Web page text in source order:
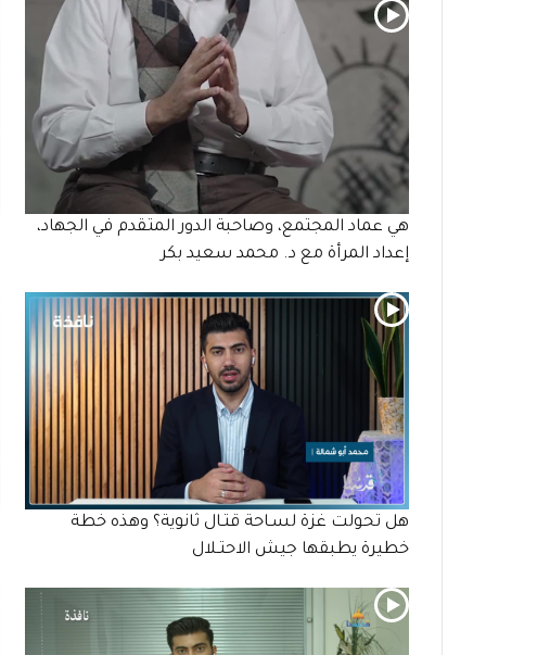
هي عماد المجتمع، وصاحبة الدور المتقدم في الجهاد،
إعداد المرأة مع د. محمد سعيد بكر
هل تحولت غزة لسـاحة قتـال ثانوية؟ وهذه خطة
خطيرة يطبقها جيش الاحتـلال